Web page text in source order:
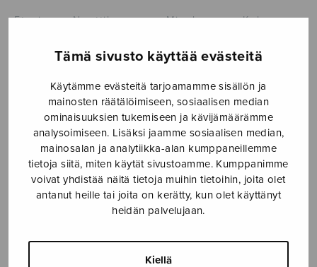
Tämä sivusto käyttää evästeitä
Käytämme evästeitä tarjoamamme sisällön ja
mainosten räätälöimiseen, sosiaalisen median
ominaisuuksien tukemiseen ja kävijämäärämme
analysoimiseen. Lisäksi jaamme sosiaalisen median,
mainosalan ja analytiikka-alan kumppaneillemme
tietoja siitä, miten käytät sivustoamme. Kumppanimme
voivat yhdistää näitä tietoja muihin tietoihin, joita olet
antanut heille tai joita on kerätty, kun olet käyttänyt
heidän palvelujaan.
Kiellä
Etusivu › Nuottikauppa › Mieskuoro › Kolme
Kolme